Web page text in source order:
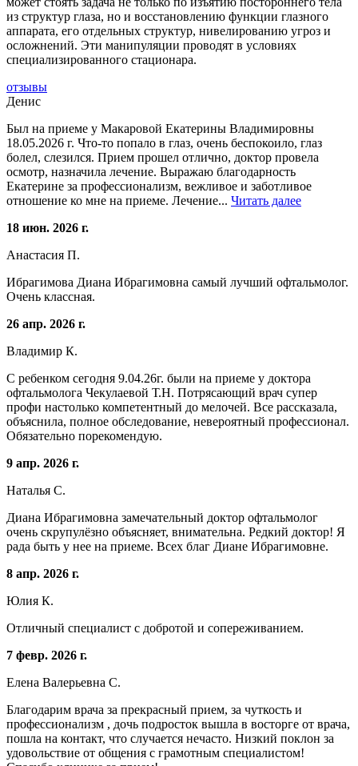
из структур глаза, но и восстановлению функции глазного
аппарата, его отдельных структур, нивелированию угроз и
осложнений. Эти манипуляции проводят в условиях
специализированного стационара.
отзывы
Денис
Был на приеме у Макаровой Екатерины Владимировны
18.05.2026 г. Что-то попало в глаз, очень беспокоило, глаз
болел, слезился. Прием прошел отлично, доктор провела
осмотр, назначила лечение. Выражаю благодарность
Екатерине за профессионализм, вежливое и заботливое
отношение ко мне на приеме. Лечение... Читать далее
18 июн. 2026 г.
Анастасия П.
Ибрагимова Диана Ибрагимовна самый лучший офтальмолог.
Очень классная.
26 апр. 2026 г.
Владимир К.
С ребенком сегодня 9.04.26г. были на приеме у доктора
офтальмолога Чекулаевой Т.Н. Потрясающий врач супер
профи настолько компетентный до мелочей. Все рассказала,
объяснила, полное обследование, невероятный профессионал.
Обязательно порекомендую.
9 апр. 2026 г.
Наталья С.
Диана Ибрагимовна замечательный доктор офтальмолог
очень скрупулёзно объясняет, внимательна. Редкий доктор! Я
рада быть у нее на приеме. Всех благ Диане Ибрагимовне.
8 апр. 2026 г.
Юлия К.
Отличный специалист с добротой и сопереживанием.
7 февр. 2026 г.
Елена Валерьевна С.
Благодарим врача за прекрасный прием, за чуткость и
профессионализм , дочь подросток вышла в восторге от врача,
пошла на контакт, что случается нечасто. Низкий поклон за
удовольствие от общения с грамотным специалистом!